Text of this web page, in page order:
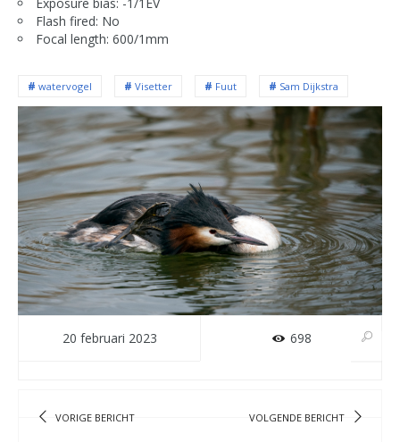
Flash fired: No
Focal length: 600/1mm
watervogel Visetter Fuut Sam Dijkstra
20 februari 2023 698
VORIGE BERICHT VOLGENDE BERICHT